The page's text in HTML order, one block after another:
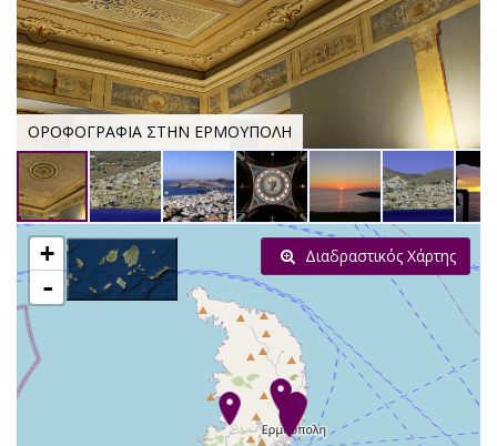
CN
ΟΡΟΦΟΓΡΑΦΙΑ ΣΤΗΝ ΕΡΜΟΥΠΟΛΗ
+
-
Διαδραστικός Χάρτης